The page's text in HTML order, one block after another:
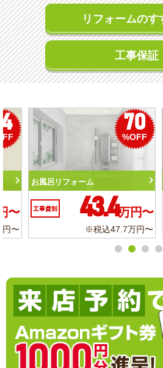
リフォームのす
工事保証
50
%OFF
トイレリフォーム
工事費別 10.3万円〜
※税込11.3万円〜
洗
工事